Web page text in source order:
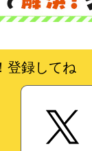
登録してね